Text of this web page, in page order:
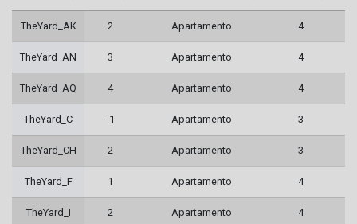
TheYard_AK 2 Apartamento 4
TheYard_AN 3 Apartamento 4
TheYard_AQ 4 Apartamento 4
TheYard_C -1 Apartamento 3
TheYard_CH 2 Apartamento 3
TheYard_F 1 Apartamento 4
TheYard_I 2 Apartamento 4